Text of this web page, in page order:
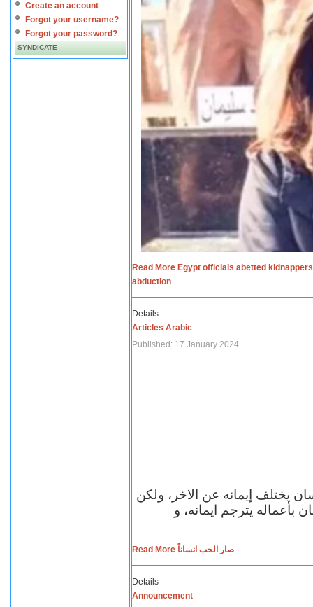
Create an account
Forgot your username?
Forgot your password?
SYNDICATE
Read More Egypt officials abetted
abduction
Details
Articles Arabic
Published: 17 January 2024
يختلف إيمانه عن الاخر، ولكن
بأعماله يترجم ايمانه، و
Read More صار الحب انساناً
Details
Announcement